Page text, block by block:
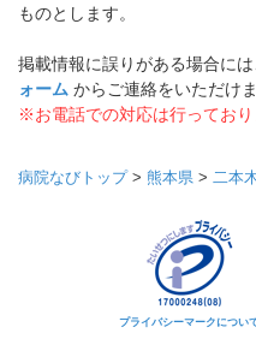
ものとします。
掲載情報に誤りがある場合に
ォーム からご連絡をいただけ
※お電話での対応は行っており
病院なびトップ> 熊本県 > 二本
プライバシーマークについ